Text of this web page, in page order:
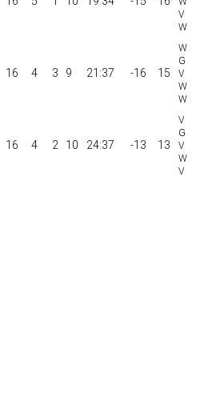
16 4 3 9 21:37 -16 15
16 4 2 10 24:37 -13 13